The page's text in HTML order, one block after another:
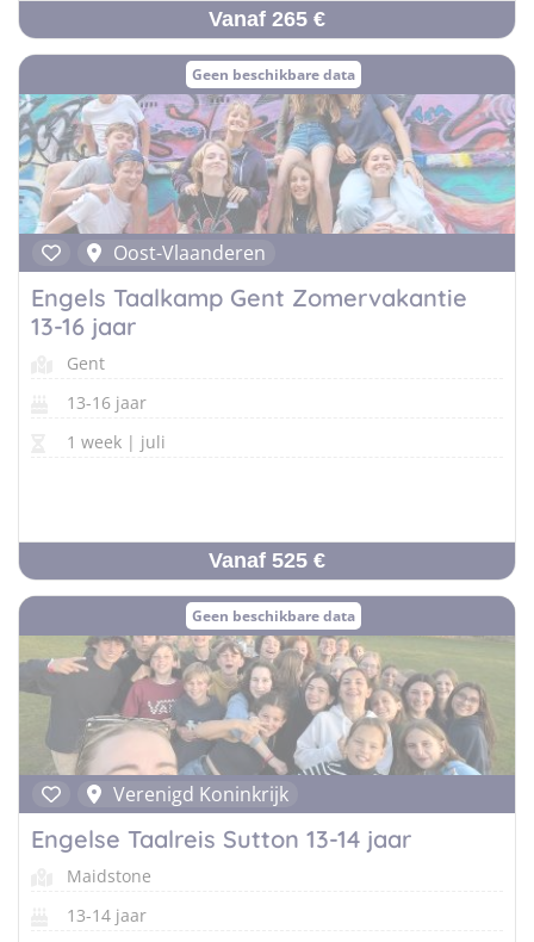
Vanaf 265 €
Geen beschikbare data
Oost-Vlaanderen
Engels Taalkamp Gent Zomervakantie
13-16 jaar
Gent
13-16 jaar
1 week | juli
Vanaf 525 €
Geen beschikbare data
Verenigd Koninkrijk
Engelse Taalreis Sutton 13-14 jaar
Maidstone
13-14 jaar